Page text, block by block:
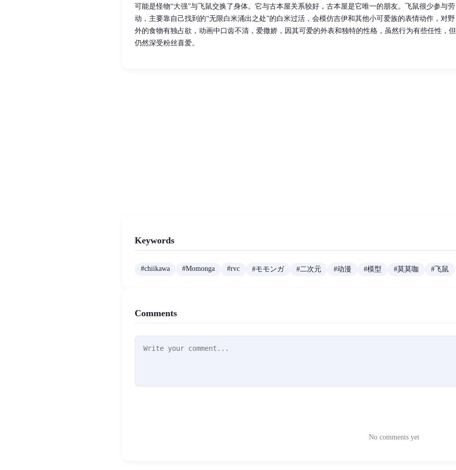
可能是怪物“大强”与飞鼠交换了身体。它与古本屋关系较好，古本屋是它唯一的朋友。飞鼠很少参与劳
动，主要靠自己找到的“无限白米涌出之处”的白米过活，会模仿吉伊和其他小可爱族的表情动作，对野
外的食物有独占欲，动画中口齿不清，爱撒娇，因其可爱的外表和独特的性格，虽然行为有些任性，但
仍然深受粉丝喜爱。
Keywords
#chiikawa #Momonga #rvc #モモンガ #二次元 #动漫 #模型 #莫莫咖 # 飞鼠
Comments
No comments yet